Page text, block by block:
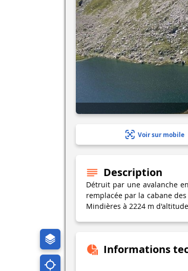
Voir sur mobile
Description
Détruit par une avalanche
remplacée par la cabane
Mindières à 2224 m
Informations